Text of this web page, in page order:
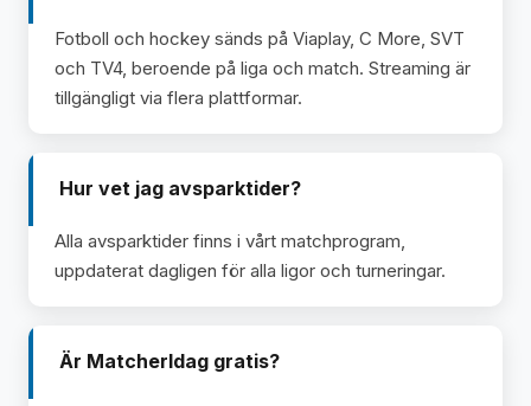
Fotboll och hockey sänds på Viaplay, C More, SVT
och TV4, beroende på liga och match. Streaming är
tillgängligt via flera plattformar.
Hur vet jag avsparktider?
Alla avsparktider finns i vårt matchprogram,
uppdaterat dagligen för alla ligor och turneringar.
Är MatcherIdag gratis?